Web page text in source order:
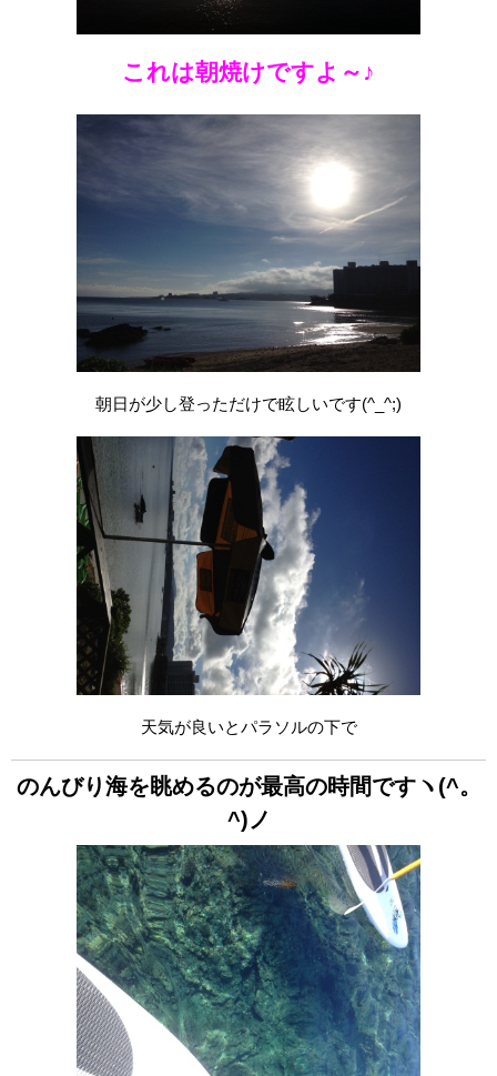
これは朝焼けですよ～♪
朝日が少し登っただけで眩しいです(^_^;)
天気が良いとパラソルの下で
のんびり海を眺めるのが最高の時間ですヽ(^。
^)ノ